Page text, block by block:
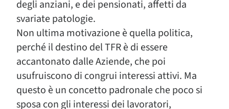
degli anziani, e dei pensionati, affetti da
svariate patologie.
Non ultima motivazione è quella politica,
perché il destino del TFR è di essere
accantonato dalle Aziende, che poi
usufruiscono di congrui interessi attivi. Ma
questo è un concetto padronale che poco si
sposa con gli interessi dei lavoratori,